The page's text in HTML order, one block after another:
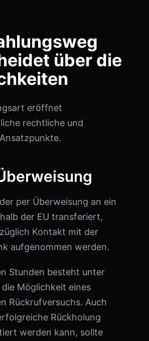
über die
eröffnet
rechtliche und
per Überweisung an ein
der EU transferiert,
Kontakt mit der
aufgenommen werden.
Stunden besteht unter
Möglichkeit eines
Rückrufversuchs. Auch
Rückholung
werden kann, sollte